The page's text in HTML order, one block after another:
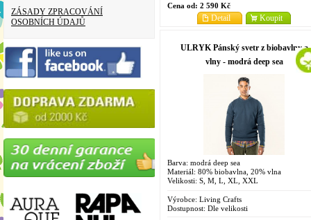
ZÁSADY ZPRACOVÁNÍ
OSOBNÍCH ÚDAJŮ
Cena od: 2 590 Kč
Koupit
Detail
ULRYK Pánský svetr z biobavlny a
vlny - modrá deep sea
Barva: modrá deep sea
Materiál: 80% biobavlna, 20% vlna
Velikosti: S, M, L, XL, XXL
Výrobce: Living Crafts
Dostupnost: Dle velikosti